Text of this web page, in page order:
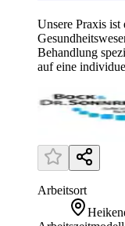
Unsere Praxis ist
Behandlung
auf eine
Arbeitsort